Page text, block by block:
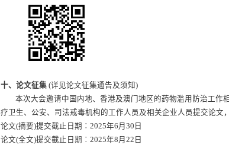
十、论文征集 (详见论文征集通告及须知)
本次大会邀请中国内地、香港及澳门地区的药物滥用防治工作
疗卫生、公安、司法戒毒机构的工作人员及相关企业人员提交论文
论文(摘要)提交截止日期︰2025年6月30日
论文(全文)提交截止日期︰2025年8月22日